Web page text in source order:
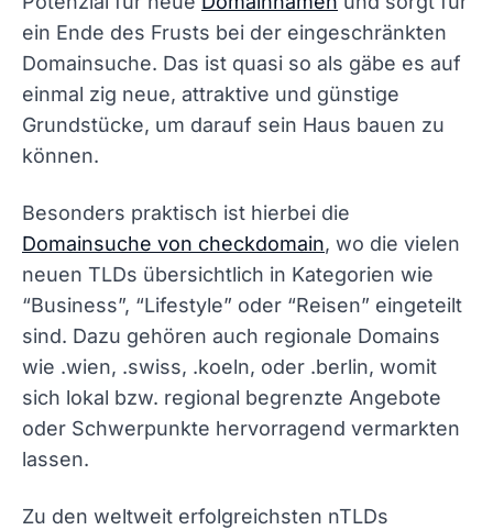
ein Ende des Frusts bei der eingeschränkten
Domainsuche. Das ist quasi so als gäbe es auf
einmal zig neue, attraktive und günstige
Grundstücke, um darauf sein Haus bauen zu
können.
Besonders praktisch ist hierbei die
Domainsuche von checkdomain, wo die vielen
neuen TLDs übersichtlich in Kategorien wie
“Business”, “Lifestyle” oder “Reisen” eingeteilt
sind. Dazu gehören auch regionale Domains
wie .wien, .swiss, .koeln, oder .berlin, womit
sich lokal bzw. regional begrenzte Angebote
oder Schwerpunkte hervorragend vermarkten
lassen.
Zu den weltweit erfolgreichsten nTLDs